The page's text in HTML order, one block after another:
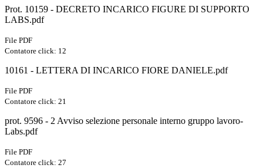
Prot. 10159 - DECRETO INCARICO FIGURE DI SUPPORTO
LABS.pdf
File PDF
Contatore click: 12
10161 - LETTERA DI INCARICO FIORE DANIELE.pdf
File PDF
Contatore click: 21
prot. 9596 - 2 Avviso selezione personale interno gruppo lavoro-
Labs.pdf
File PDF
Contatore click: 27